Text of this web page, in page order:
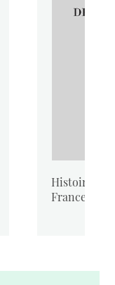
Histoire
France.